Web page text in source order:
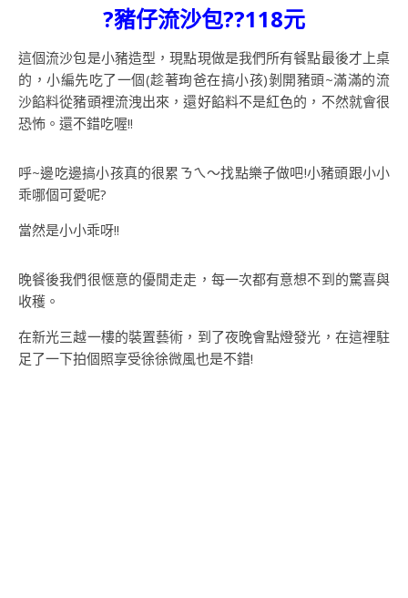
?豬仔流沙包??118元
這個流沙包是小豬造型，現點現做是我們所有餐點最後才上桌
的，小編先吃了一個(趁著珣爸在搞小孩)剝開豬頭~滿滿的流
沙餡料從豬頭裡流洩出來，還好餡料不是紅色的，不然就會很
恐怖。還不錯吃喔!!
呼~邊吃邊搞小孩真的很累ㄋㄟ～找點樂子做吧!小豬頭跟小小
乖哪個可愛呢?
當然是小小乖呀!!
晚餐後我們很愜意的優閒走走，每一次都有意想不到的驚喜與
收穫。
在新光三越一樓的裝置藝術，到了夜晚會點燈發光，在這裡駐
足了一下拍個照享受徐徐微風也是不錯!